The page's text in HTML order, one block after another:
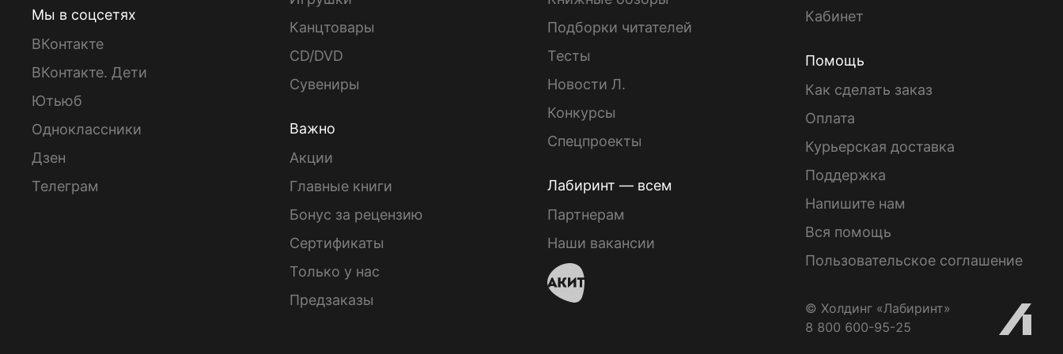
Мы в соцсетях
ВКонтакте
ВКонтакте. Дети
Ютьюб
Одноклассники
Дзен
Телеграм
Канцтовары
CD/DVD
Сувениры
Важно
Акции
Главные книги
Бонус за рецензию
Сертификаты
Только у нас
Предзаказы
Подборки читателей
Тесты
Новости Л.
Конкурсы
Спецпроекты
Лабиринт — всем
Партнерам
Наши вакансии
Кабинет
Помощь
Как сделать заказ
Оплата
Курьерская доставка
Поддержка
Напишите нам
Вся помощь
Пользовательское соглашение
© Холдинг «Лабиринт»
8 800 600-95-25